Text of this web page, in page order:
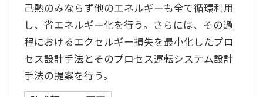
己熱のみならず他のエネルギーも全て循環利用
し、省エネルギー化を行う。さらには、その過
程におけるエクセルギー損失を最小化したプロ
セス設計手法とそのプロセス運転システム設計
手法の提案を行う。